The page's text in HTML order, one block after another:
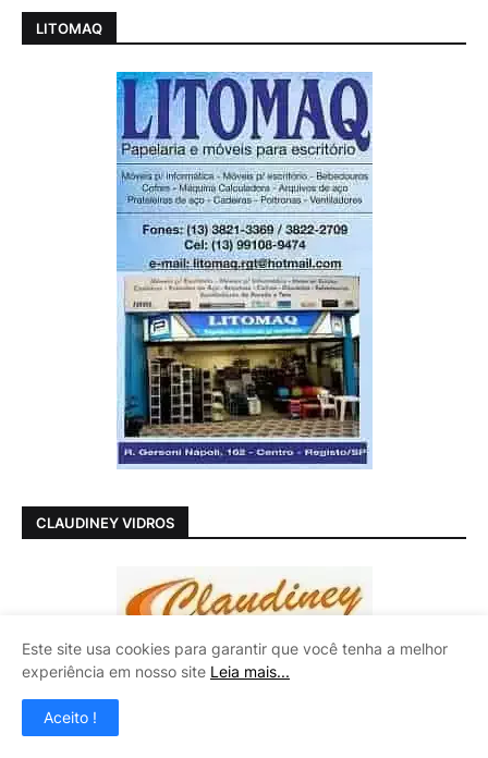
LITOMAQ
CLAUDINEY VIDROS
Este site usa cookies para garantir que você tenha a melhor
experiência em nosso site Leia mais...
Aceito !